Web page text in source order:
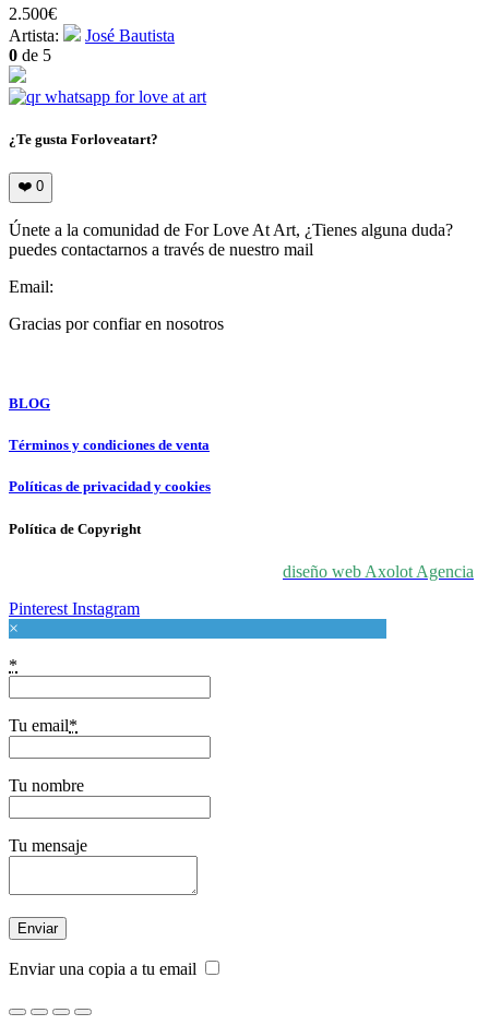
2.500€
Artista:
José Bautista
0 de 5
¿Te gusta Forloveatart?
❤️ 0
Únete a la comunidad de For Love At Art, ¿Tienes alguna duda?
puedes contactarnos a través de nuestro mail
Email:
Gracias por confiar en nosotros
BLOG
Términos y condiciones de venta
Políticas de privacidad y cookies
Política de Copyright
diseño web Axolot Agencia
Pinterest Instagram
×
*
Tu email*
Tu nombre
Tu mensaje
Enviar una copia a tu email